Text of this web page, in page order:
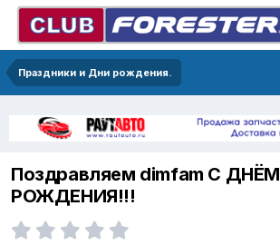
Праздники и Дни рождения.
Поздравляем dimfam С ДНЁМ
РОЖДЕНИЯ!!!